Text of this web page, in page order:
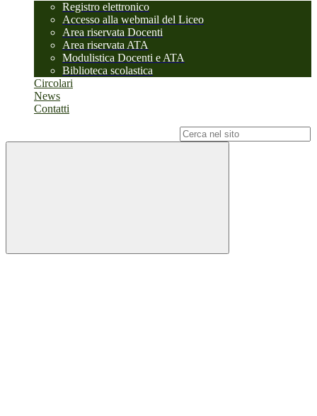
Registro elettronico
Accesso alla webmail del Liceo
Area riservata Docenti
Area riservata ATA
Modulistica Docenti e ATA
Biblioteca scolastica
Circolari
News
Contatti